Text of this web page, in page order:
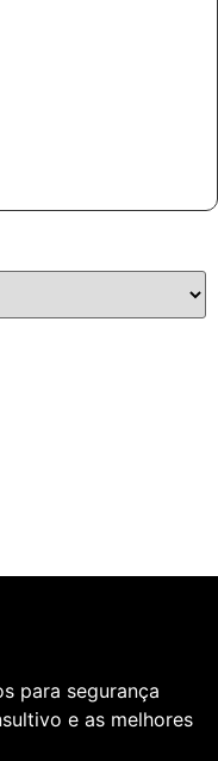
para segurança
e as melhores